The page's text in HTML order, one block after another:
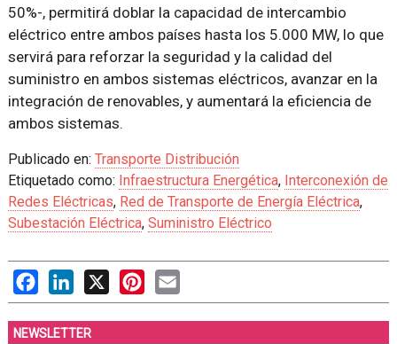
50%-, permitirá doblar la capacidad de intercambio
eléctrico entre ambos países hasta los 5.000 MW, lo que
servirá para reforzar la seguridad y la calidad del
suministro en ambos sistemas eléctricos, avanzar en la
integración de renovables, y aumentará la eficiencia de
ambos sistemas.
Publicado en: Transporte Distribución
Etiquetado como: Infraestructura Energética, Interconexión de
Redes Eléctricas, Red de Transporte de Energía Eléctrica,
Subestación Eléctrica, Suministro Eléctrico
FacebookLinkedIn
X PinterestEmail
NEWSLETTER